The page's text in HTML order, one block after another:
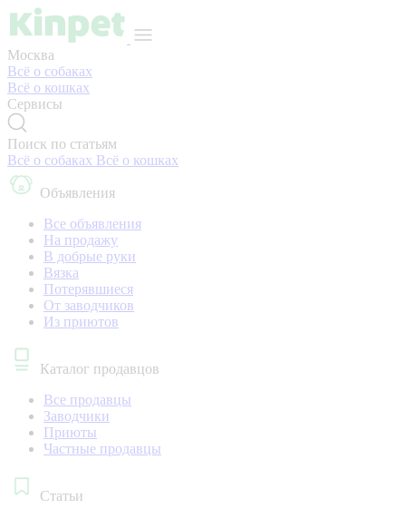
Москва
Всё о собаках
Всё о кошках
Сервисы
Поиск по статьям
Всё о собаках Всё о кошках
Объявления
Все объявления
На продажу
В добрые руки
Вязка
Потерявшиеся
От заводчиков
Из приютов
Каталог продавцов
Все продавцы
Заводчики
Приюты
Частные продавцы
Статьи